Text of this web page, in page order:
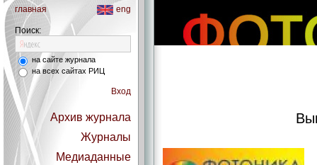
главная eng
Поиск:
на сайте журнала
на всех сайтах РИЦ
Вход
Архив журнала
Журналы
Медиаданные